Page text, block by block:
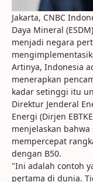
Jakarta, CNBC
Daya Mineral
menjadi negara
Artinya, Indonesia
menerapkan
kadar setinggi itu
Direktur Jenderal
Energi (Dirjen
menjelaskan
mempercepat
dengan B50.
"Ini adalah contoh
pertama di dunia.